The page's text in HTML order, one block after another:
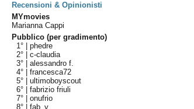
Recensioni & Opinionisti
MYmovies
Marianna Cappi
Pubblico (per gradimento)
1° |phedre
2° |c-claudia
3° |alessandro f.
4° |francesca72
5° |ultimoboyscout
6° |fabrizio friuli
7° |onufrio
8° |fab_y